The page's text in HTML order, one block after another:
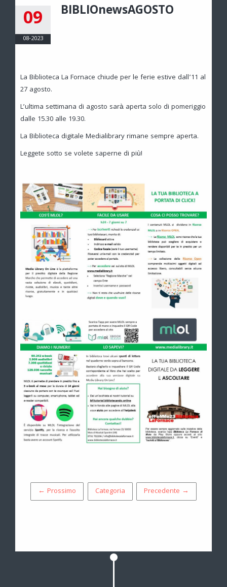
09
08-2023
BIBLIOnewsAGOSTO
La Biblioteca La Fornace chiude per le ferie estive dall’11 al
27 agosto.
L’ultima settimana di agosto sarà aperta solo di pomeriggio
dalle 15.30 alle 19.30.
La Biblioteca digitale Medialibrary rimane sempre aperta.
Leggete sotto se volete saperne di più!
← Prossimo Categoria Precedente →